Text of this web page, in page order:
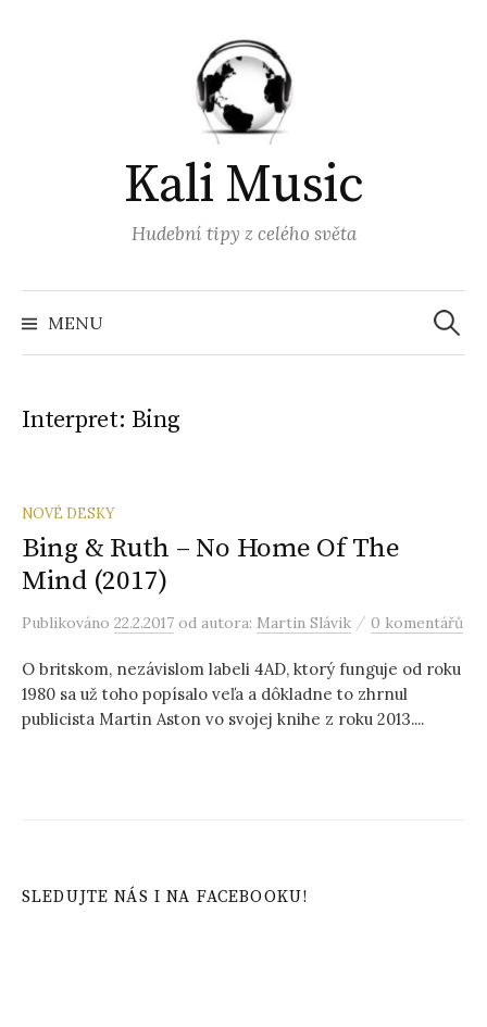
Kali Music
Hudební tipy z celého světa
MENU
Interpret: Bing
NOVÉ DESKY
Bing & Ruth – No Home Of The
Mind (2017)
Publikováno 22.2.2017 od autora: Martin Slávik / 0 komentářů
O britskom, nezávislom labeli 4AD, ktorý funguje od roku
1980 sa už toho popísalo veľa a dôkladne to zhrnul
publicista Martin Aston vo svojej knihe z roku 2013....
SLEDUJTE NÁS I NA FACEBOOKU!